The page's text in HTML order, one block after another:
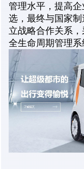
管理水平，提高
选，最终与国家
立战略合作关系
全生命周期管理系